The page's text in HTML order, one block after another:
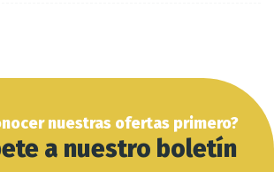
nuestras ofertas primero?
a nuestro boletín